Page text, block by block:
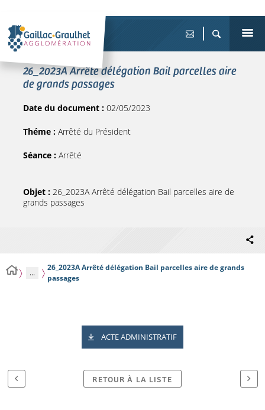
26_2023A Arrêté délégation Bail parcelles aire
de grands passages
Date du document : 02/05/2023
Théme : Arrêté du Président
Séance : Arrêté
Objet : 26_2023A Arrêté délégation Bail parcelles aire de
grands passages
...
26_2023A Arrêté délégation Bail parcelles aire de grands
passages
ACTE ADMINISTRATIF
RETOUR À LA LISTE